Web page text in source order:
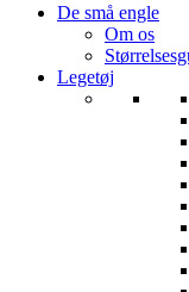
De små engle
Om os
Legetøj